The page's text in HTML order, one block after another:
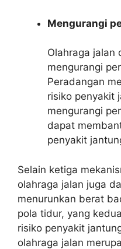
Mengurangi
Olahraga jalan
mengurangi
Peradangan
risiko penyakit
mengurangi
dapat
penyakit
Selain ketiga
olahraga jalan juga
menurunkan berat
pola tidur, yang
risiko penyakit
olahraga jalan